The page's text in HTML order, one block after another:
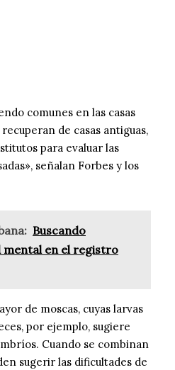
comunes en las casas
de casas antiguas,
para evaluar las
señalan Forbes y los
Buscando
mental en el registro
de moscas, cuyas larvas
por ejemplo, sugiere
Cuando se combinan
sugerir las dificultades de